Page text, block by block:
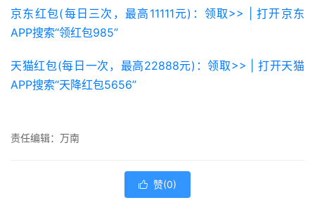
京东红包(每日三次，最高11111元)：领取>> | 打开京东
APP搜索“领红包985”
天猫红包(每日一次，最高22888元)：领取>> | 打开天猫
APP搜索“天降红包5656”
责任编辑：万南
 赞(0)